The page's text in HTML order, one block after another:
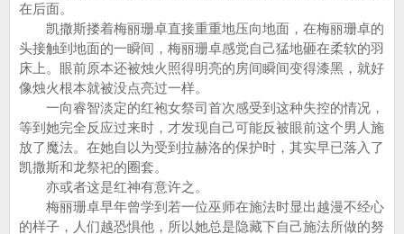
在后面。
凯撒斯搂着梅丽珊卓直接重重地压向地面，在梅丽珊卓的
头接触到地面的一瞬间，梅丽珊卓感觉自己猛地砸在柔软的羽
床上。眼前原本还被烛火照得明亮的房间瞬间变得漆黑，就好
像烛火根本就被没点亮过一样。
一向睿智淡定的红袍女祭司首次感受到这种失控的情况，
等到她完全反应过来时，才发现自己可能反被眼前这个男人施
放了魔法。在她自以为受到拉赫洛的保护时，其实早已落入了
凯撒斯和龙祭祀的圈套。
亦或者这是红神有意许之。
梅丽珊卓早年曾学到若一位巫师在施法时显出越漫不经心
的样子，人们越恐惧他，所以她总是隐藏下自己施法所做的努